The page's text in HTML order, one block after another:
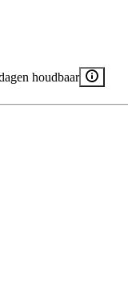
houdbaar